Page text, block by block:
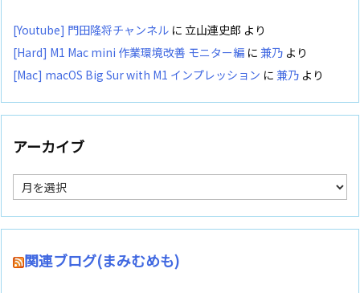
[Youtube] 門田隆将チャンネル に 立山連史郎 より
[Hard] M1 Mac mini 作業環境改善 モニター編 に 兼乃 より
[Mac] macOS Big Sur with M1 インプレッション に 兼乃 より
アーカイブ
ア
ー
カ
イ
関連ブログ(まみむめも)